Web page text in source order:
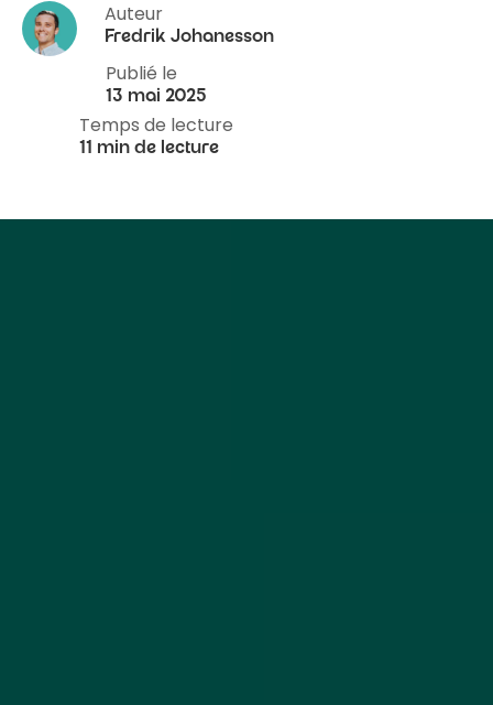
Auteur
Fredrik Johanesson
Publié le
13 mai 2025
Temps de lecture
11 min de lecture